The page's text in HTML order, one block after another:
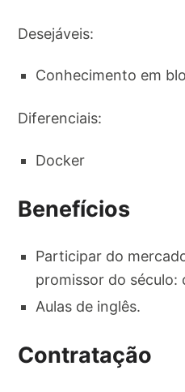
Desejáveis:
Conhecimento em
Diferenciais:
Docker
Benefícios
Participar do
promissor do
Aulas de inglês.
Contratação